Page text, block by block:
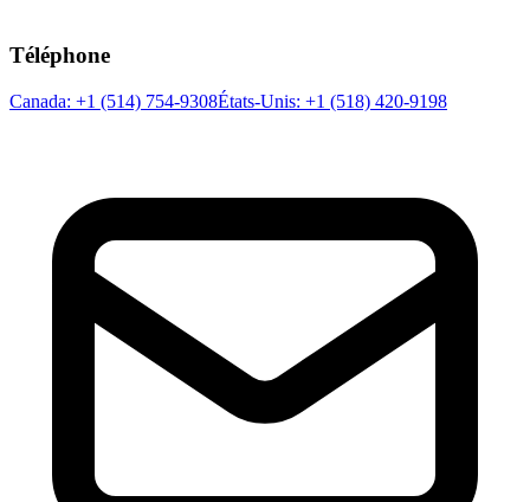
Téléphone
Canada: +1 (514) 754-9308États-Unis: +1 (518) 420-9198